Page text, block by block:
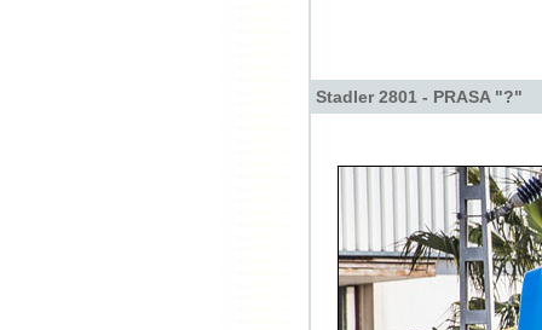
Stadler 2801 - PRASA "?"